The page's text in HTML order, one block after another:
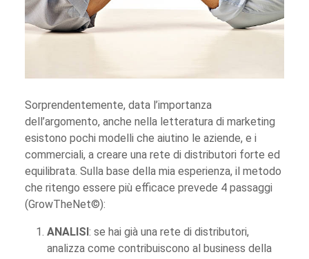
Sorprendentemente, data l’importanza
dell’argomento, anche nella letteratura di marketing
esistono pochi modelli che aiutino le aziende, e i
commerciali, a creare una rete di distributori forte ed
equilibrata. Sulla base della mia esperienza, il metodo
che ritengo essere più efficace prevede 4 passaggi
(GrowTheNet©):
ANALISI: se hai già una rete di distributori,
analizza come contribuiscono al business della